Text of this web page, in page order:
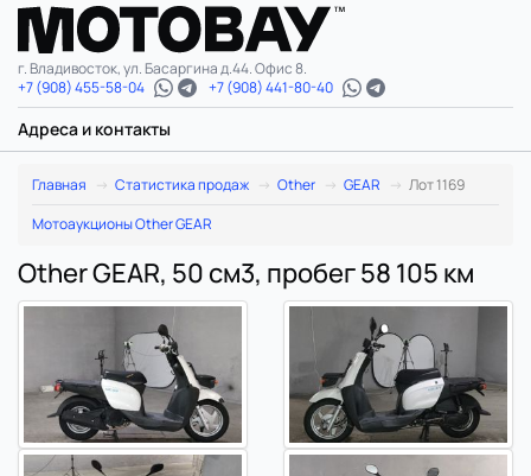
г. Владивосток, ул. Басаргина д.44. Офис 8.
+7 (908) 455-58-04
+7 (908) 441-80-40
Адреса и контакты
Главная Статистика продаж Other GEAR
Лот 1169
Мотоаукционы Other GEAR
Other GEAR, 50 см3, пробег 58 105 км